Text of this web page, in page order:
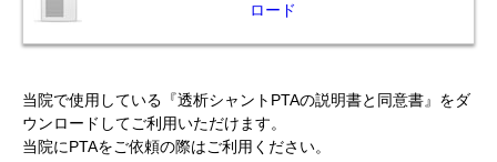
ロード
当院で使用している『透析シャントPTAの説明書と同意書』をダ
ウンロードしてご利用いただけます。
当院にPTAをご依頼の際はご利用ください。